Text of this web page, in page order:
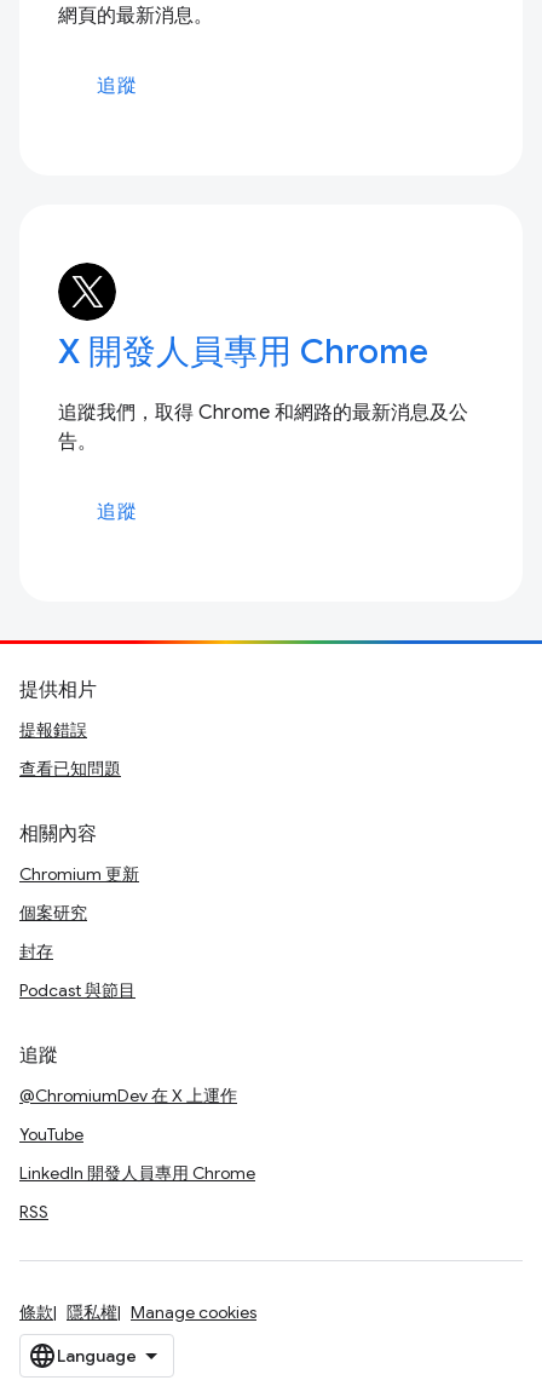
網頁的最新消息。
追蹤
X 開發人員專用 Chrome
追蹤我們，取得 Chrome 和網路的最新消息及公
告。
追蹤
提供相片
提報錯誤
查看已知問題
相關內容
Chromium 更新
個案研究
封存
Podcast 與節目
追蹤
@ChromiumDev 在 X 上運作
YouTube
LinkedIn 開發人員專用 Chrome
RSS
條款 隱私權 Manage cookies